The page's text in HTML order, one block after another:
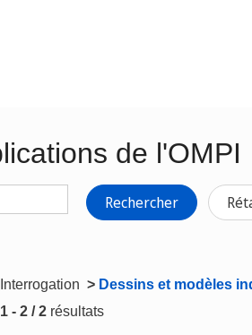
de l'OMPI
Rechercher
Interrogation > Dessins et modèles
1 - 2 / 2 résultats